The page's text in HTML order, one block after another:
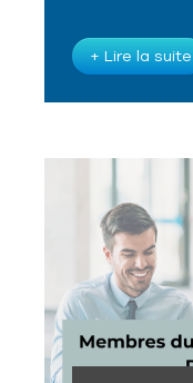
+ Lire la suite